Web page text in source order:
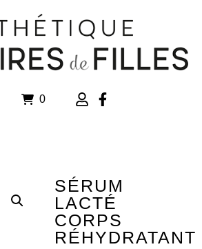
0
SÉRUM
LACTÉ
CORPS
RÉHYDRATANT